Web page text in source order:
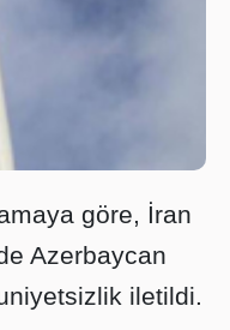
göre, İran
Azerbaycan
iletildi.